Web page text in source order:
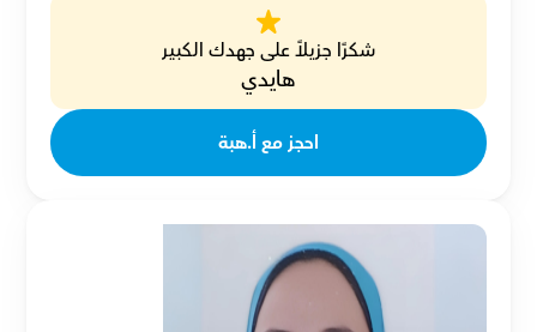
شكرًا جزيلاً على جهدك الكبير
هايدي
احجز مع أ.هبة